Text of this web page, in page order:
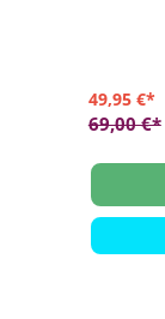
49,95 €*
69,00 €*